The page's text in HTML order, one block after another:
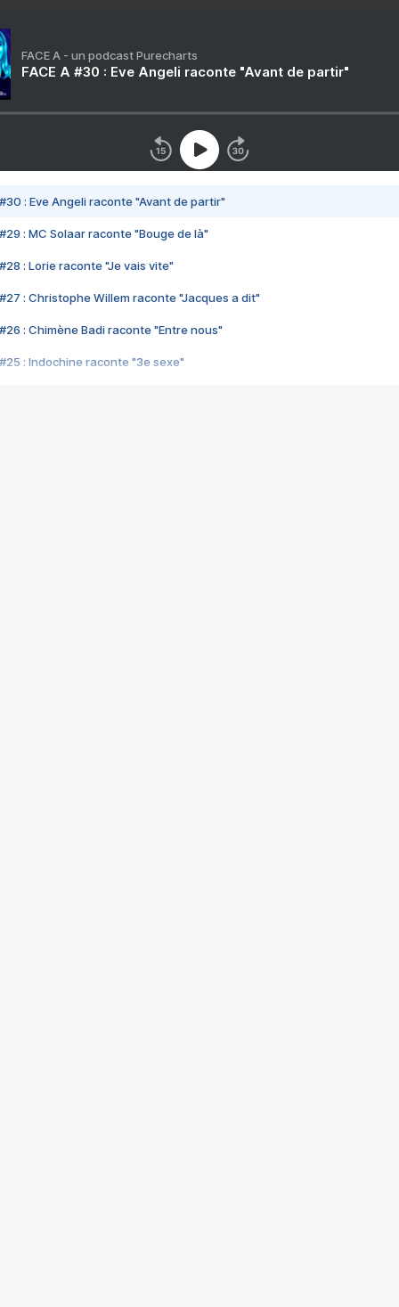
FACE A - un podcast Purecharts
FACE A #30 : Eve Angeli raconte "Avant de partir"
#30 : Eve Angeli raconte "Avant de partir"
#29 : MC Solaar raconte "Bouge de là"
#28 : Lorie raconte "Je vais vite"
#27 : Christophe Willem raconte "Jacques a dit"
#26 : Chimène Badi raconte "Entre nous"
#25 : Indochine raconte "3e sexe"